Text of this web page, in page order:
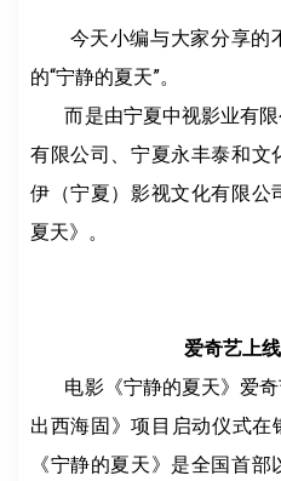
今天小编与大家分享的
的“宁静的夏天”。
而是由宁夏中视影业有限
有限公司、宁夏永丰泰和文
伊（宁夏）影视文化有限公
夏天》。
爱奇艺上
电影《宁静的夏天》爱奇
出西海固》项目启动仪式在
《宁静的夏天》是全国首部